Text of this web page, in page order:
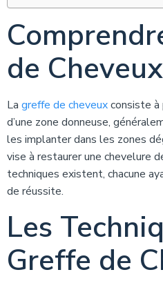
de Cheveux
La greffe de cheveuxconsiste
d’une zone donneuse,
les implanter dans les zones
vise à restaurer une chevelure
techniques existent, chacune
de réussite.
Les
Greffe de